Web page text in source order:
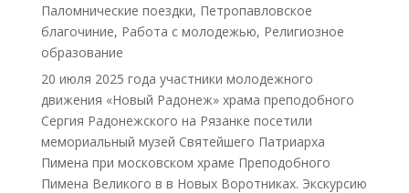
Паломнические поездки, Петропавловское
благочиние, Работа с молодежью, Религиозное
образование
20 июля 2025 года участники молодежного
движения «Новый Радонеж» храма преподобного
Сергия Радонежского на Рязанке посетили
мемориальный музей Святейшего Патриарха
Пимена при московском храме Преподобного
Пимена Великого в в Новых Воротниках. Экскурсию